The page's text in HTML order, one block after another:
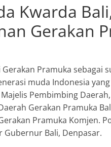
Kwarda
Gerakan
Pramuka sebagai
muda Indonesia
Pembimbing
Gerakan Pramuka
Pramuka Komjen.
Gubernur Bali, Denpasar.